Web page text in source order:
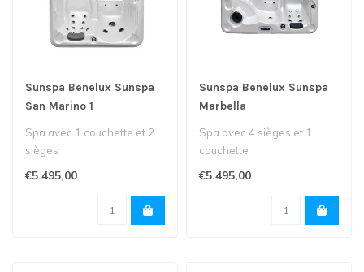
Sunspa Benelux Sunspa
San Marino 1
Spa avec 1 couchette et 2
sièges
€5.495,00
Sunspa Benelux Sunspa
Marbella
Spa avec 4 sièges et 1
couchette
€5.495,00